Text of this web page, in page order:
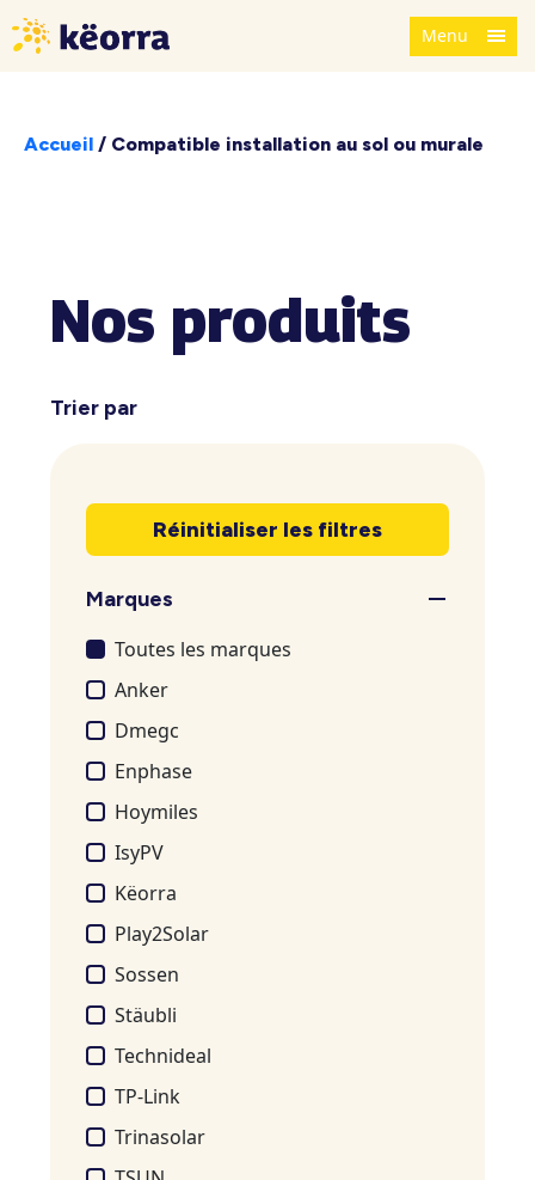
Menu
Accueil / Compatible installation au sol ou murale
Nos produits
Trier par
Réinitialiser les filtres
Marques
Toutes les marques
Anker
Dmegc
Enphase
Hoymiles
IsyPV
Këorra
Play2Solar
Sossen
Stäubli
Technideal
TP-Link
Trinasolar